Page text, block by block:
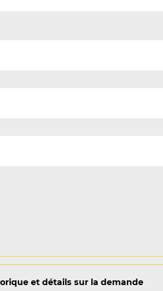
et détails sur la demande